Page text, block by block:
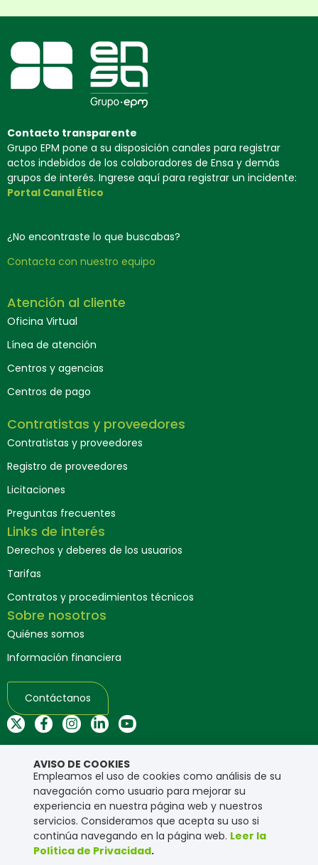
Contacto transparente
Grupo EPM pone a su disposición canales para registrar
actos indebidos de los colaboradores de Ensa y demás
grupos de interés. Ingrese aquí para registrar un incidente:
Portal Canal Ético
¿No encontraste lo que buscabas?
Contacta con nuestro equipo
Atención al cliente
Oficina Virtual
Línea de atención
Centros y agencias
Centros de pago
Contratistas y proveedores
Contratistas y proveedores
Registro de proveedores
Licitaciones
Preguntas frecuentes
Links de interés
Derechos y deberes de los usuarios
Tarifas
Contratos y procedimientos técnicos
Sobre nosotros
Quiénes somos
Información financiera
Contáctanos
Mapa del sitio web
Copyright © Ensa. Todos los derechos reservados.
Política de privacidad
AVISO DE COOKIES
Empleamos el uso de cookies como análisis de su
navegación como usuario para mejorar su
experiencia en nuestra página web y nuestros
servicios. Consideramos que acepta su uso si
continúa navegando en la página web. Leer la
Política de Privacidad.